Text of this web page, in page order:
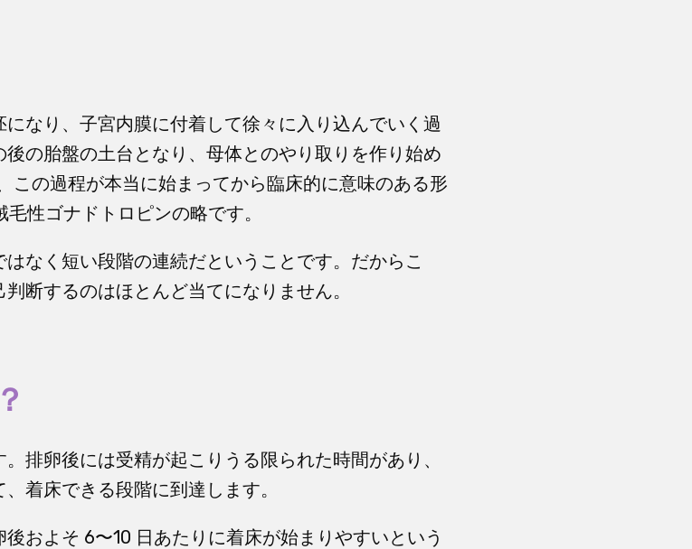
なり、子宮内膜に付着して徐々に入り込んでいく過
の胎盤の土台となり、母体とのやり取りを作り始め
この過程が本当に始まってから臨床的に意味のある形
性ゴナドトロピンの略です。
なく短い段階の連続だということです。だからこ
断するのはほとんど当てになりません。
排卵後には受精が起こりうる限られた時間があり、
着床できる段階に到達します。
およそ 6〜10 日あたりに着床が始まりやすいという